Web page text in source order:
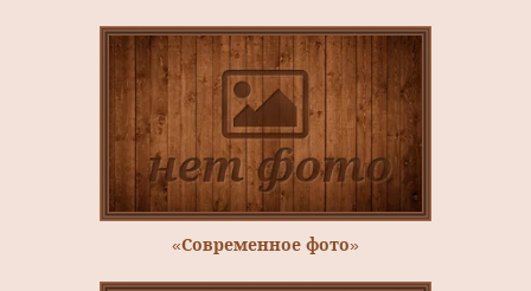
«Современное фото»